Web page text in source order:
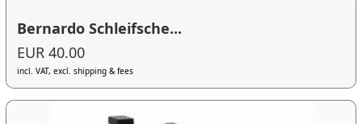
Bernardo Schleifsche...
EUR 40.00
incl. VAT, excl. shipping & fees